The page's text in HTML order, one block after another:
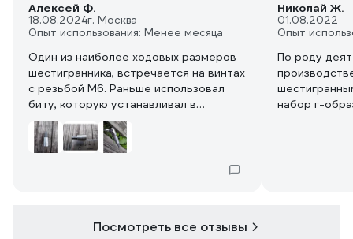
Алексей Ф.
18.08.2024г. Москва
Опыт использования: Менее месяца
Один из наиболее ходовых размеров
шестигранника, встречается на винтах
с резьбой М6. Раньше использовал
биту, которую устанавливал в
битодержатель - решил обзавестись
собранной воедино оснасткой, что
несомненно удобней. Посадочный
квадрат на 1/4 практически исключает
Николай Ж.
01.08.2022
Опыт
По роду
набор г-
Посмотреть все отзывы